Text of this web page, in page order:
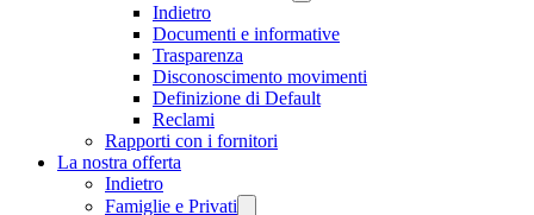
Indietro
Documenti e informative
Trasparenza
Disconoscimento movimenti
Definizione di Default
Reclami
Rapporti con i fornitori
La nostra offerta
Indietro
Famiglie e Privati